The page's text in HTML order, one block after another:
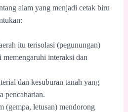
alam yang menjadi cetak biru
itu terisolasi (pegunungan)
memengaruhi interaksi dan
dan kesuburan tanah yang
pencaharian.
(gempa, letusan) mendorong